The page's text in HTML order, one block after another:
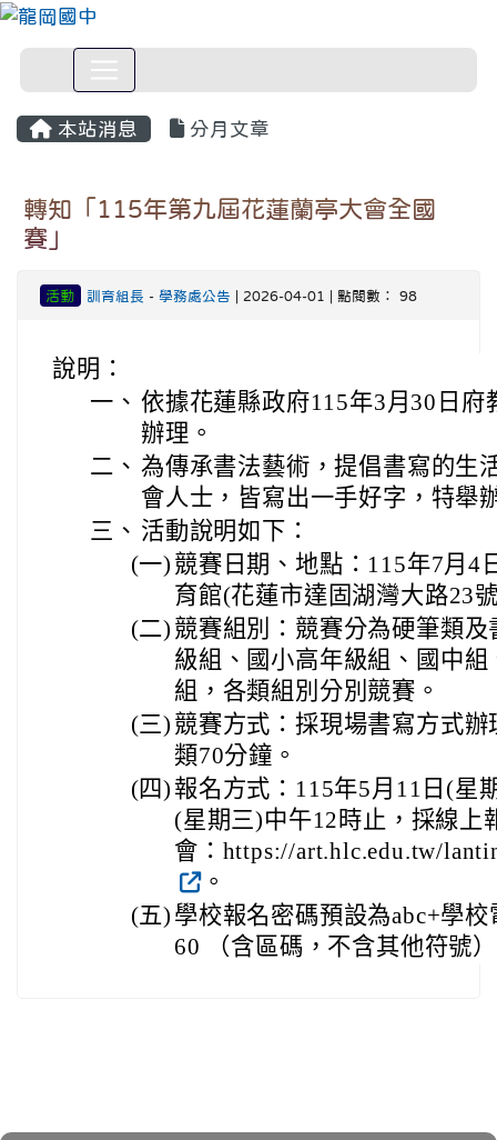
本站消息 分月文章
轉知「115年第九屆花蓮蘭亭大會全國
賽」
活動 訓育組長 - 學務處公告 | 2026-04-01 | 點閱數： 98
說明：
一、 依據花蓮縣政府115年3月30日府
辦理。
二、 為傳承書法藝術，提倡書寫的生
會人士，皆寫出一手好字，特舉
三、 活動說明如下：
(一) 競賽日期、地點：115年7月4
育館(花蓮市達固湖灣大路23
(二) 競賽組別：競賽分為硬筆類
級組、國小高年級組、國中
組，各類組別分別競賽。
(三) 競賽方式：採現場書寫方式
類70分鐘。
(四) 報名方式：115年5月11日(星
(星期三)中午12時止，採線上
會：https://art.hlc.edu.tw/
。
(五) 學校報名密碼預設為abc+學
60 （含區碼，不含其他符號